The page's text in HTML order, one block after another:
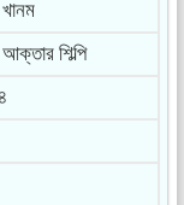
খানম
শিল্পি